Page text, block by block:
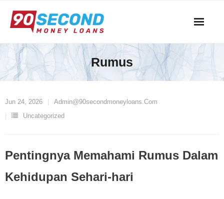
Rumus
Jun 24, 2026
Admin@90secondmoneyloans.com
Uncategorized
Pentingnya Memahami Rumus Dalam
Kehidupan Sehari-hari